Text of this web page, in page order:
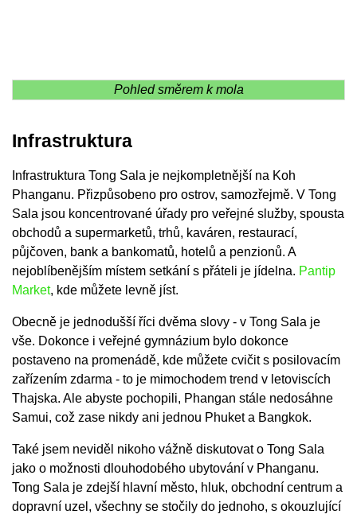
Pohled směrem k mola
Infrastruktura
Infrastruktura Tong Sala je nejkompletnější na Koh
Phanganu. Přizpůsobeno pro ostrov, samozřejmě. V Tong
Sala jsou koncentrované úřady pro veřejné služby, spousta
obchodů a supermarketů, trhů, kaváren, restaurací,
půjčoven, bank a bankomatů, hotelů a penzionů. A
nejoblíbenějším místem setkání s přáteli je jídelna. Pantip
Market, kde můžete levně jíst.
Obecně je jednodušší říci dvěma slovy - v Tong Sala je
vše. Dokonce i veřejné gymnázium bylo dokonce
postaveno na promenádě, kde můžete cvičit s posilovacím
zařízením zdarma - to je mimochodem trend v letoviscích
Thajska. Ale abyste pochopili, Phangan stále nedosáhne
Samui, což zase nikdy ani jednou Phuket a Bangkok.
Také jsem neviděl nikoho vážně diskutovat o Tong Sala
jako o možnosti dlouhodobého ubytování v Phanganu.
Tong Sala je zdejší hlavní město, hluk, obchodní centrum a
dopravní uzel, všechny se stočily do jednoho, s okouzlující